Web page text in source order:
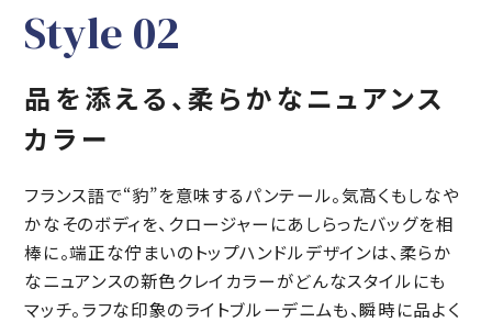
Style02
品を添える、柔らかなニュアンス
カラー
フランス語で“豹”を意味するパンテール。気高くもしなや
かなそのボディを、クロージャーにあしらったバッグを相
棒に。端正な佇まいのトップハンドルデザインは、柔らか
なニュアンスの新色クレイカラーがどんなスタイルにも
マッチ。ラフな印象のライトブルーデニムも、瞬時に品よく